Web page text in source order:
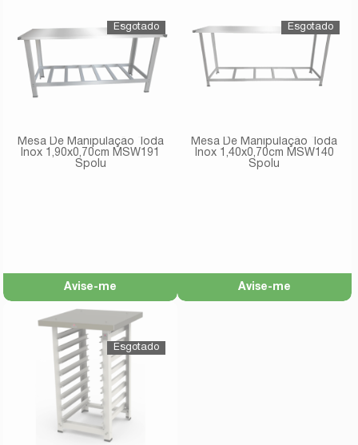
Mesa De Manipulação Toda
Inox 1,90x0,70cm MSW191
Spolu
Avise-me
Mesa De Manipulação Toda
Inox 1,40x0,70cm MSW140
Spolu
Avise-me